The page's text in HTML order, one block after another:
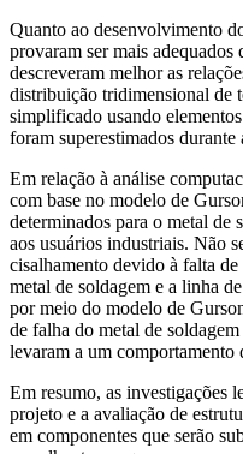
Quanto ao desenvolvimento
provaram ser mais adequados
descreveram melhor as
distribuição tridimensional de
simplificado usando
foram superestimados
Em relação à análise
com base no modelo de
determinados para o metal de
aos usuários industriais. Não
cisalhamento devido à falta
metal de soldagem e a linha
por meio do modelo de
de falha do metal de
levaram a um comportamento
Em resumo, as investigações
projeto e a avaliação de
em componentes que serão